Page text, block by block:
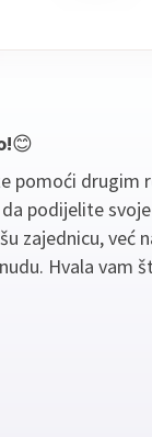
😊
pomoći drugim
podijelite
zajednicu, već
Hvala vam